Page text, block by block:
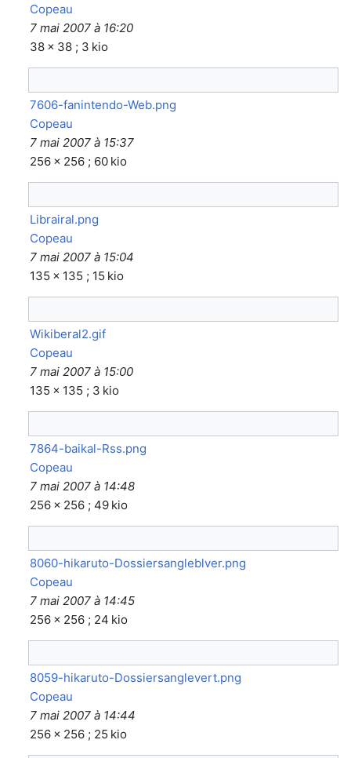
Copeau
7 mai 2007 à 16:20
38 × 38 ; 3 kio
7606-fanintendo-Web.png
Copeau
7 mai 2007 à 15:37
256 × 256 ; 60 kio
Librairal.png
Copeau
7 mai 2007 à 15:04
135 × 135 ; 15 kio
Wikiberal2.gif
Copeau
7 mai 2007 à 15:00
135 × 135 ; 3 kio
7864-baikal-Rss.png
Copeau
7 mai 2007 à 14:48
256 × 256 ; 49 kio
8060-hikaruto-Dossiersangleblver.png
Copeau
7 mai 2007 à 14:45
256 × 256 ; 24 kio
8059-hikaruto-Dossiersanglevert.png
Copeau
7 mai 2007 à 14:44
256 × 256 ; 25 kio